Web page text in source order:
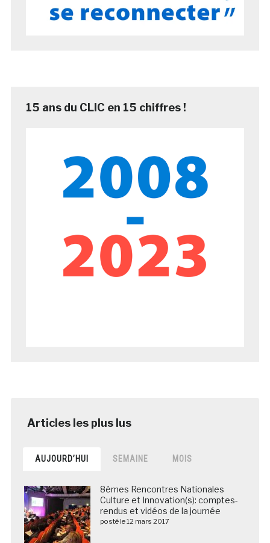
15 ans du CLIC en 15 chiffres !
AUJOURD’HUI SEMAINE MOIS
8èmes Rencontres Nationales
Culture et Innovation(s): comptes-
rendus et vidéos de la journée
posté le 12 mars 2017